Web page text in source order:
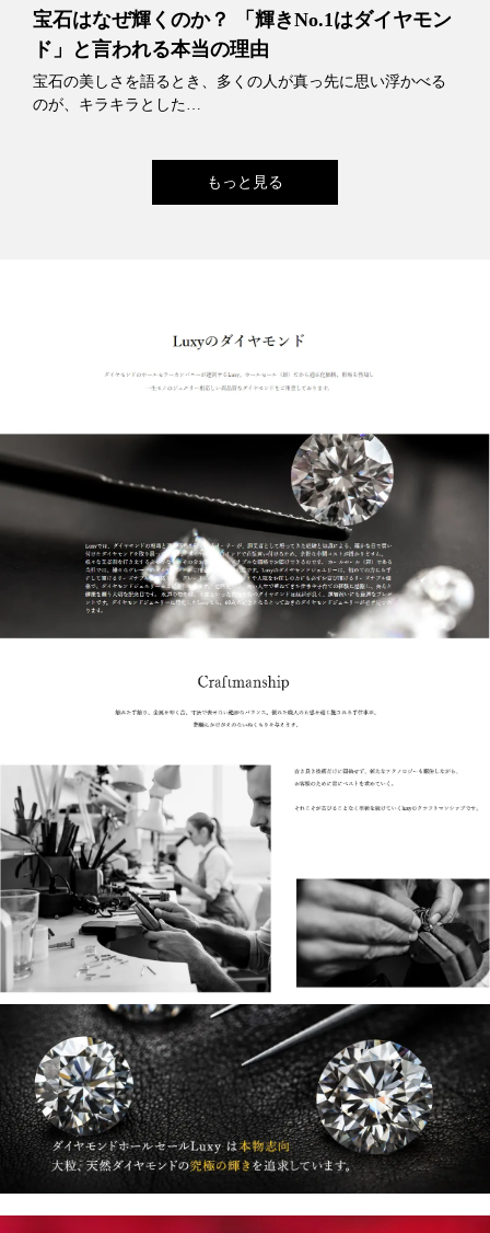
宝石はなぜ輝くのか？ 「輝きNo.1はダイヤモン
ド」と言われる本当の理由
宝石の美しさを語るとき、多くの人が真っ先に思い浮かべる
のが、キラキラとした…
もっと見る